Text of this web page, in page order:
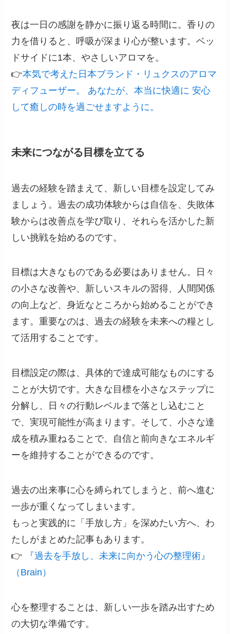
夜は一日の感謝を静かに振り返る時間に。香りの
力を借りると、呼吸が深まり心が整います。ベッ
ドサイドに1本、やさしいアロマを。
👉本気で考えた日本ブランド・リュクスのアロマ
ディフューザー。 あなたが、本当に快適に 安心
して癒しの時を過ごせますように。
未来につながる目標を立てる
過去の経験を踏まえて、新しい目標を設定してみ
ましょう。過去の成功体験からは自信を、失敗体
験からは改善点を学び取り、それらを活かした新
しい挑戦を始めるのです。
目標は大きなものである必要はありません。日々
の小さな改善や、新しいスキルの習得、人間関係
の向上など、身近なところから始めることができ
ます。重要なのは、過去の経験を未来への糧とし
て活用することです。
目標設定の際は、具体的で達成可能なものにする
ことが大切です。大きな目標を小さなステップに
分解し、日々の行動レベルまで落とし込むこと
で、実現可能性が高まります。そして、小さな達
成を積み重ねることで、自信と前向きなエネルギ
ーを維持することができるのです。
過去の出来事に心を縛られてしまうと、前へ進む
一歩が重くなってしまいます。
もっと実践的に「手放し方」を深めたい方へ、わ
たしがまとめた記事もあります。
👉 『過去を手放し、未来に向かう心の整理術』
（Brain）
心を整理することは、新しい一歩を踏み出すため
の大切な準備です。